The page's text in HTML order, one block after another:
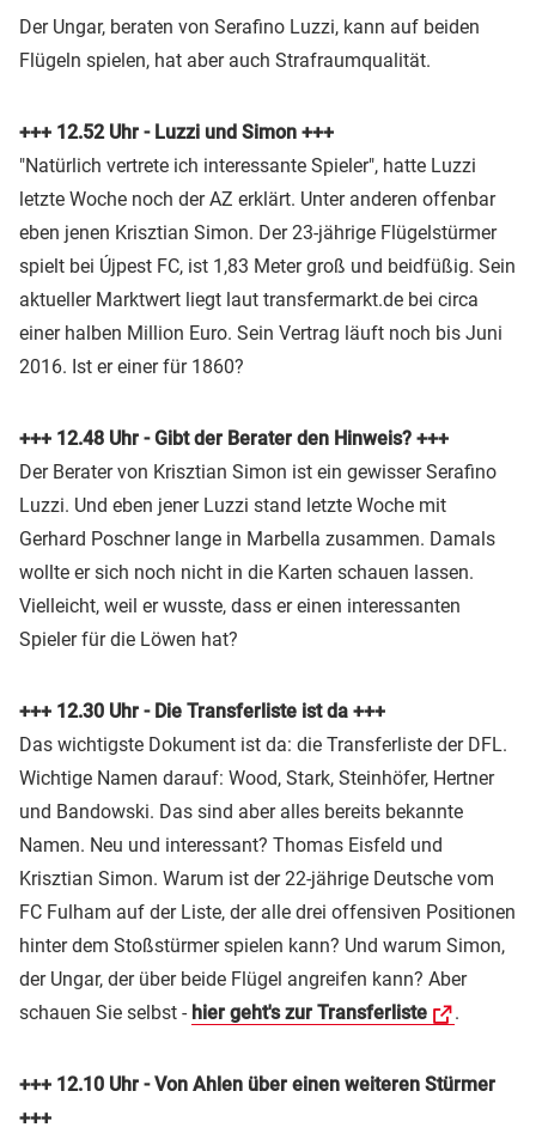
Der Ungar, beraten von Serafino Luzzi, kann auf beiden
Flügeln spielen, hat aber auch Strafraumqualität.
+++ 12.52 Uhr - Luzzi und Simon +++
"Natürlich vertrete ich interessante Spieler", hatte Luzzi
letzte Woche noch der AZ erklärt. Unter anderen offenbar
eben jenen Krisztian Simon. Der 23-jährige Flügelstürmer
spielt bei Újpest FC, ist 1,83 Meter groß und beidfüßig. Sein
aktueller Marktwert liegt laut transfermarkt.de bei circa
einer halben Million Euro. Sein Vertrag läuft noch bis Juni
2016. Ist er einer für 1860?
+++ 12.48 Uhr - Gibt der Berater den Hinweis? +++
Der Berater von Krisztian Simon ist ein gewisser Serafino
Luzzi. Und eben jener Luzzi stand letzte Woche mit
Gerhard Poschner lange in Marbella zusammen. Damals
wollte er sich noch nicht in die Karten schauen lassen.
Vielleicht, weil er wusste, dass er einen interessanten
Spieler für die Löwen hat?
+++ 12.30 Uhr - Die Transferliste ist da +++
Das wichtigste Dokument ist da: die Transferliste der DFL.
Wichtige Namen darauf: Wood, Stark, Steinhöfer, Hertner
und Bandowski. Das sind aber alles bereits bekannte
Namen. Neu und interessant? Thomas Eisfeld und
Krisztian Simon. Warum ist der 22-jährige Deutsche vom
FC Fulham auf der Liste, der alle drei offensiven Positionen
hinter dem Stoßstürmer spielen kann? Und warum Simon,
der Ungar, der über beide Flügel angreifen kann? Aber
schauen Sie selbst - hier geht's zur Transferliste .
+++ 12.10 Uhr - Von Ahlen über einen weiteren Stürmer
+++